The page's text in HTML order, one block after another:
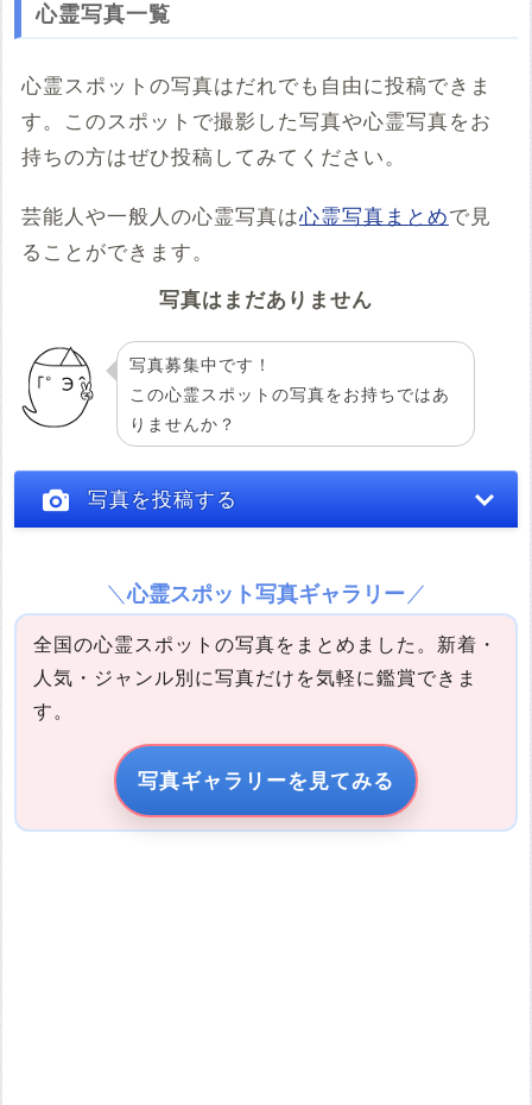
例：<iframe src="https://www.google.com/maps/embed?
pb=******" width="600" height="450" frameborder="0"
コメント
心霊写真一覧
心霊スポットの写真はだれでも自由に投稿できま
す。このスポットで撮影した写真や心霊写真をお
持ちの方はぜひ投稿してみてください。
芸能人や一般人の心霊写真は心霊写真まとめで見
ることができます。
写真はまだありません
写真募集中です！
この心霊スポットの写真をお持ちではあ
りませんか？
写真を投稿する
写真の説明
心霊スポット写真ギャラリー
全国の心霊スポットの写真をまとめました。新着・
人気・ジャンル別に写真だけを気軽に鑑賞できま
す。
写真ギャラリーを見てみる